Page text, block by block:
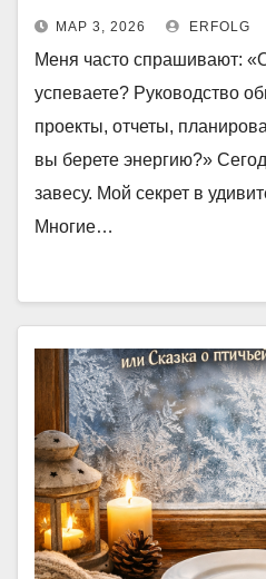
МАР 3, 2026 ERFOLG
Меня часто спрашивают:
успеваете? Руководство
проекты, отчеты,
вы берете энергию?»
завесу. Мой секрет в
Многие…